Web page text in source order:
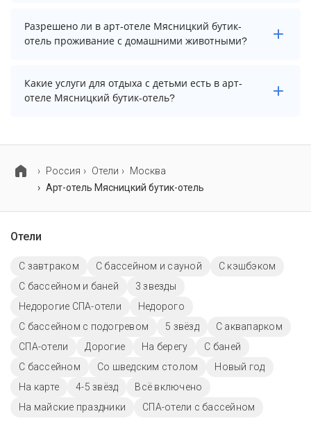
В арт-отеле Мясницкий бутик-отель есть парковка,
уточните информацию перед бронированием у
Разрешено ли в арт-отеле Мясницкий бутик-
отель проживание с домашними животными?
Проживание с домашними животными запрещено.
Какие услуги для отдыха с детьми есть в арт-
отеле Мясницкий бутик-отель?
Россия
Отели
Москва
Арт-отель Мясницкий бутик-отель
Отели
С завтраком С бассейном и сауной
С кэшбэком
С бассейном и баней
3 звезды
Недорогие СПА-отели
Недорого
С бассейном с подогревом
5 звёзд
С аквапарком
СПА-отели
Дорогие На берегу
С баней
C бассейном
Со шведским столом
Новый год
На карте
4-5 звёзд
Всё включено
На майские праздники
СПА-отели с бассейном